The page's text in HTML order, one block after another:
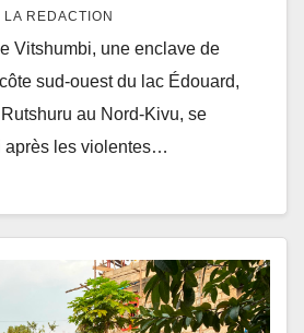
LA REDACTION
Vitshumbi, une enclave de
sud-ouest du lac Édouard,
au Nord-Kivu, se
après les violentes…